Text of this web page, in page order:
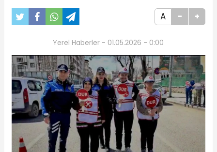
A - +
Yerel Haberler - 01.05.2026 - 0:00